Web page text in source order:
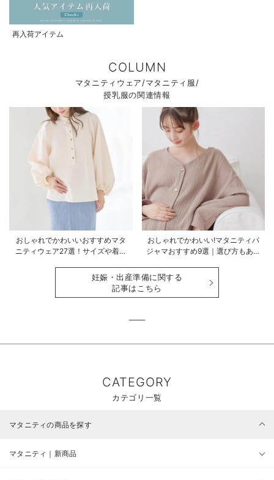
再入荷アイテム
COLUMN
マタニティウェア/マタニティ服/
授乳服の関連情報
おしゃれでかわいいおすすめマタ
ニティウェア27選！サイズや着る
おしゃれでかわいい!マタニティパ
ジャマおすすめ9選｜選び方もあわ
妊娠・出産準備に関する
記事はこちら
CATEGORY
カテゴリ一覧
マタニティの商品を探す
マタニティ｜新商品